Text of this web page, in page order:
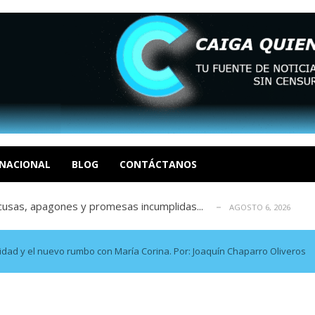
BLOG CONTÁCTANOS
de derechos humanos en el Minister...
un mercado impulsado por el auge de... AGOSTO 6, 2026
en La Guaira que hasta ahora no había ... AGOSTO 6, 2026
Por Dayana Cristina Duzoglou L.
apagones y promesas incumplidas...
de derechos humanos en el Minister... AGOSTO 6, 2026
un mercado impulsado por el auge de... AGOSTO 6, 2026
en La Guaira que hasta ahora no había ... AGOSTO 6, 2026
Por Dayana Cristina Duzoglou L. AGOSTO 6, 2026
y el nuevo rumbo con María Corina. Por: Joaquín Chaparro Oliveros